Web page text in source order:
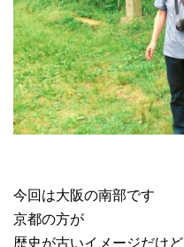
今回は大阪の南部です
京都の方が
歴史が古いイメージだけど